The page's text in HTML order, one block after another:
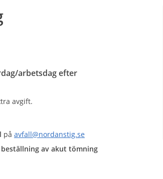
arbetsdag efter
avgift.
på avfall@nordanstig.se
av akut tömning